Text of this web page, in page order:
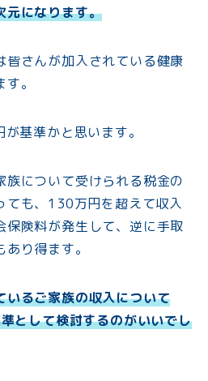
元になります。
皆さんが加入されている健康
。
基準かと思います。
族について受けられる税金の
ても、130万円を超えて収入
保険料が発生して、逆に手取
り得ます。
いるご家族の収入について
として検討するのがいいでし